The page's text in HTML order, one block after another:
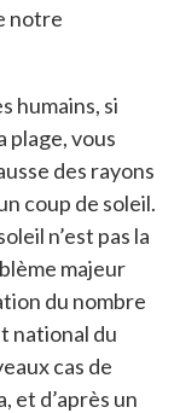
notre
humains, si
plage, vous
des rayons
coup de soleil.
n’est pas la
majeur
du nombre
national du
cas de
et d’après un